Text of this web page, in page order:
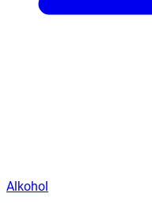
Alkohol